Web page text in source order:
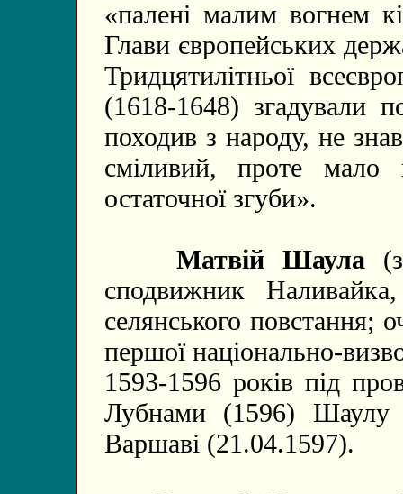
«палені малим вогнем
Глави європейських
Тридцятилітньої
(1618-1648) згадували
походив з народу, не
сміливий, проте
остаточної згуби».
Матвій Шаула
сподвижник
селянського повстання;
першої національно-
1593-1596 років під
Лубнами (1596) Шаулу
Варшаві (21.04.1597).